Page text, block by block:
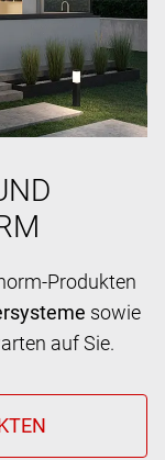
Produkten
sowie
auf Sie.